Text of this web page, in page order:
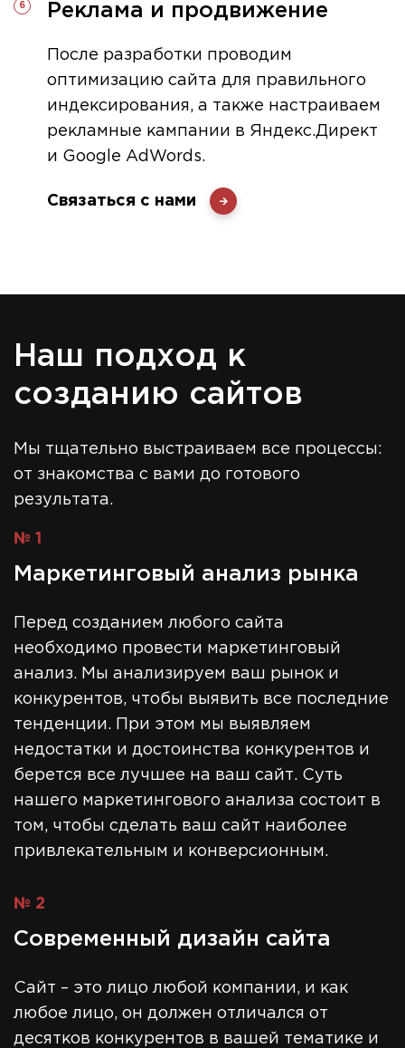
Реклама и продвижение
После разработки проводим
оптимизацию сайта для правильного
индексирования, а также настраиваем
рекламные кампании в Яндекс.Директ
и Google AdWords.
Связаться с нами
Наш подход к
созданию сайтов
Мы тщательно выстраиваем все процессы:
от знакомства с вами до готового
результата.
№ 1
Маркетинговый анализ рынка
Перед созданием любого сайта
необходимо провести маркетинговый
анализ. Мы анализируем ваш рынок и
конкурентов, чтобы выявить все последние
тенденции. При этом мы выявляем
недостатки и достоинства конкурентов и
берется все лучшее на ваш сайт. Суть
нашего маркетингового анализа состоит в
том, чтобы сделать ваш сайт наиболее
привлекательным и конверсионным.
№ 2
Современный дизайн сайта
Сайт – это лицо любой компании, и как
любое лицо, он должен отличался от
десятков конкурентов в вашей тематике и